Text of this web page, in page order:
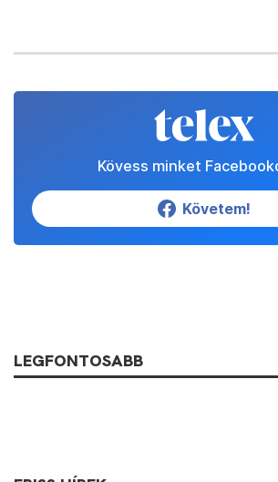
Kövess minket
Követem!
LEGFONTOSABB